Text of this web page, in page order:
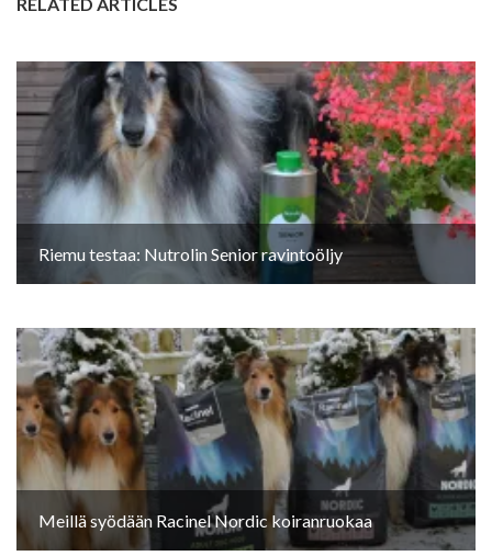
Riemu testaa: Nutrolin Senior ravintoöljy
Meillä syödään Racinel Nordic koiranruokaa